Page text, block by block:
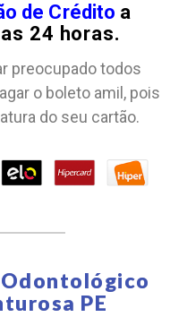
de Crédito a
24 horas.
preocupado todos
o boleto amil, pois
do seu cartão.
PE